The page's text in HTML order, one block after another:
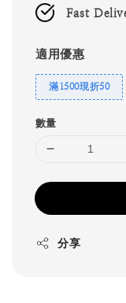
Fast
適用優惠
滿1500現折50
數量
分享